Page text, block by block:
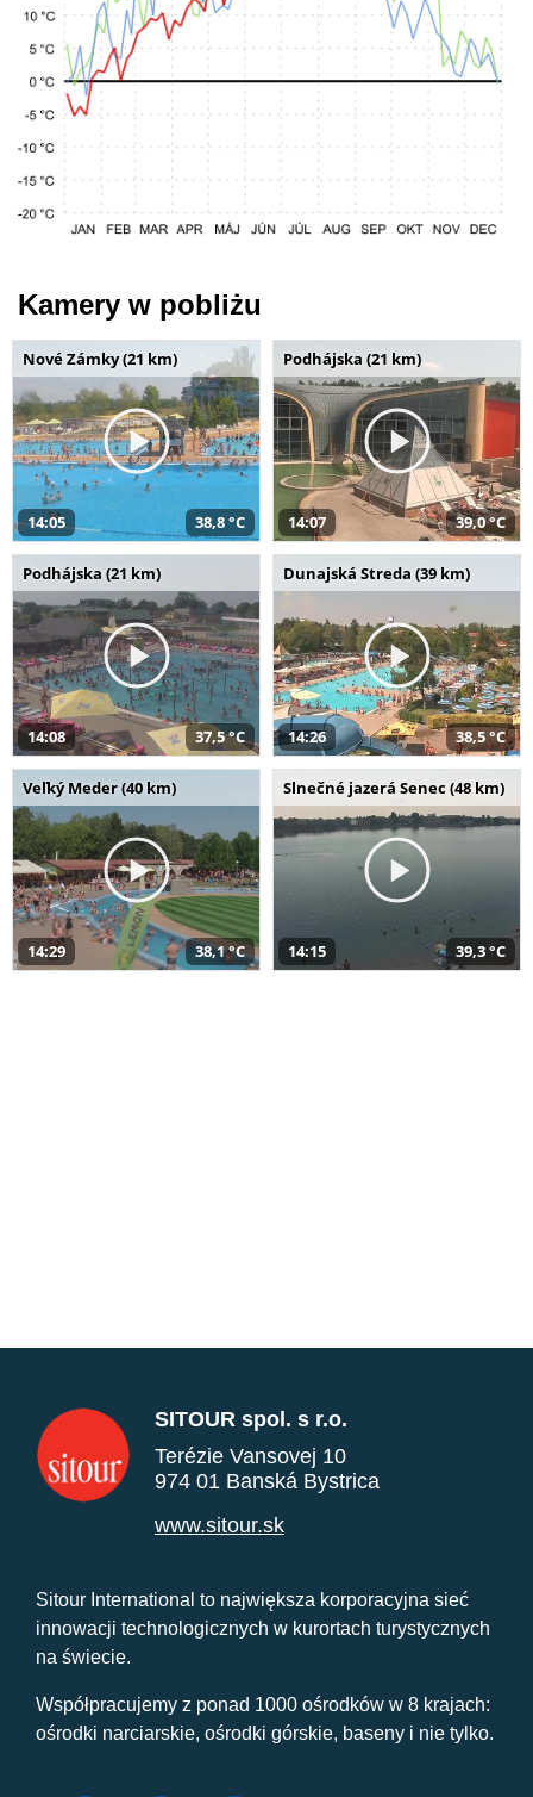
Kamery w pobliżu
Nové Zámky (21 km)
14:05 38,8 °C
Podhájska (21 km)
14:07 39,0 °C
Podhájska (21 km)
14:08 37,5 °C
Dunajská Streda (39 km)
14:26 38,5 °C
Veľký Meder (40 km)
14:29 38,1 °C
Slnečné jazerá Senec (48 km)
14:15 39,3 °C
SITOUR spol. s r.o.
Terézie Vansovej 10
974 01 Banská Bystrica
www.sitour.sk
Sitour International to największa korporacyjna sieć
innowacji technologicznych w kurortach turystycznych
na świecie.
Współpracujemy z ponad 1000 ośrodków w 8 krajach:
ośrodki narciarskie, ośrodki górskie, baseny i nie tylko.